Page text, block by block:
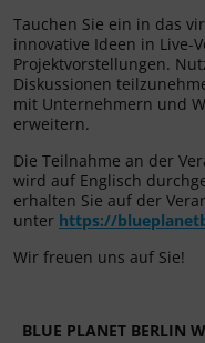
Tauchen Sie ein in das
innovative Ideen in Live-
Projektvorstellungen.
Diskussionen
mit Unternehmern und
erweitern.
Die Teilnahme an der
wird auf Englisch
erhalten Sie auf der
unter https://
Wir freuen uns auf Sie!
BLUE PLANET BERLIN